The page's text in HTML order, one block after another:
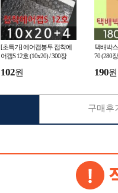
[초특가] 에어캡봉투 접착에
어캡S 12호 (10x20) / 300장
102원
택배박
70 (280
190원
구매후